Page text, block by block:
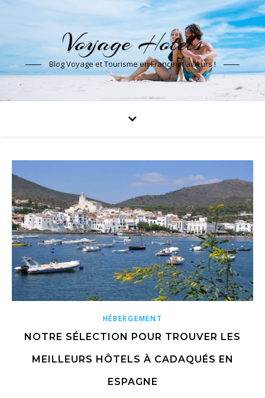
Voyage Hotels
Blog Voyage et Tourisme en France et ailleurs !
HÉBERGEMENT
NOTRE SÉLECTION POUR TROUVER LES
MEILLEURS HÔTELS À CADAQUÉS EN
ESPAGNE